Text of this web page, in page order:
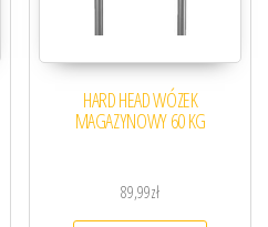
HARD HEAD WÓZEK
MAGAZYNOWY 60 KG
89,99zł